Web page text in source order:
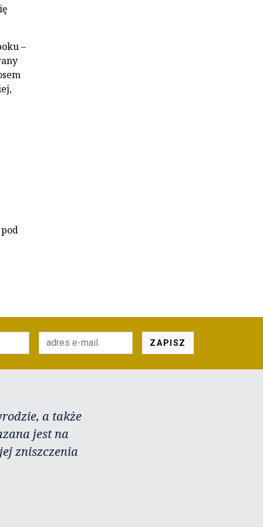
–
ZAPISZ
a także
jest na
zniszczenia